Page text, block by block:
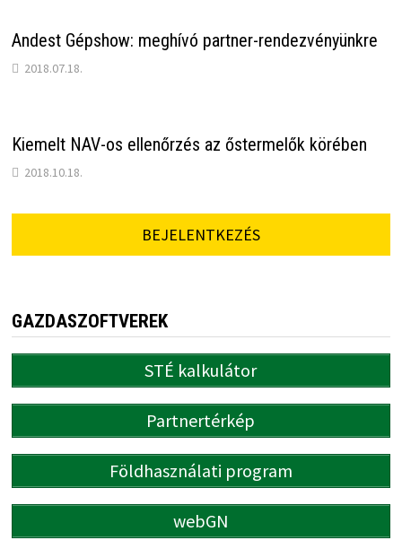
Andest Gépshow: meghívó partner-rendezvényünkre
2018.07.18.
Kiemelt NAV-os ellenőrzés az őstermelők körében
2018.10.18.
BEJELENTKEZÉS
GAZDASZOFTVEREK
STÉ kalkulátor
Partnertérkép
Földhasználati program
webGN